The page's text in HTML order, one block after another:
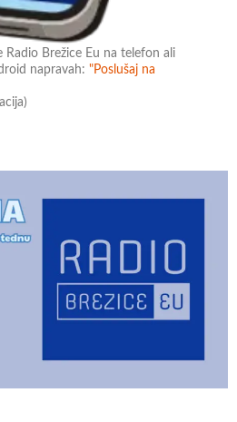
Radio Brežice Eu na telefon ali
napravah:"Poslušaj na